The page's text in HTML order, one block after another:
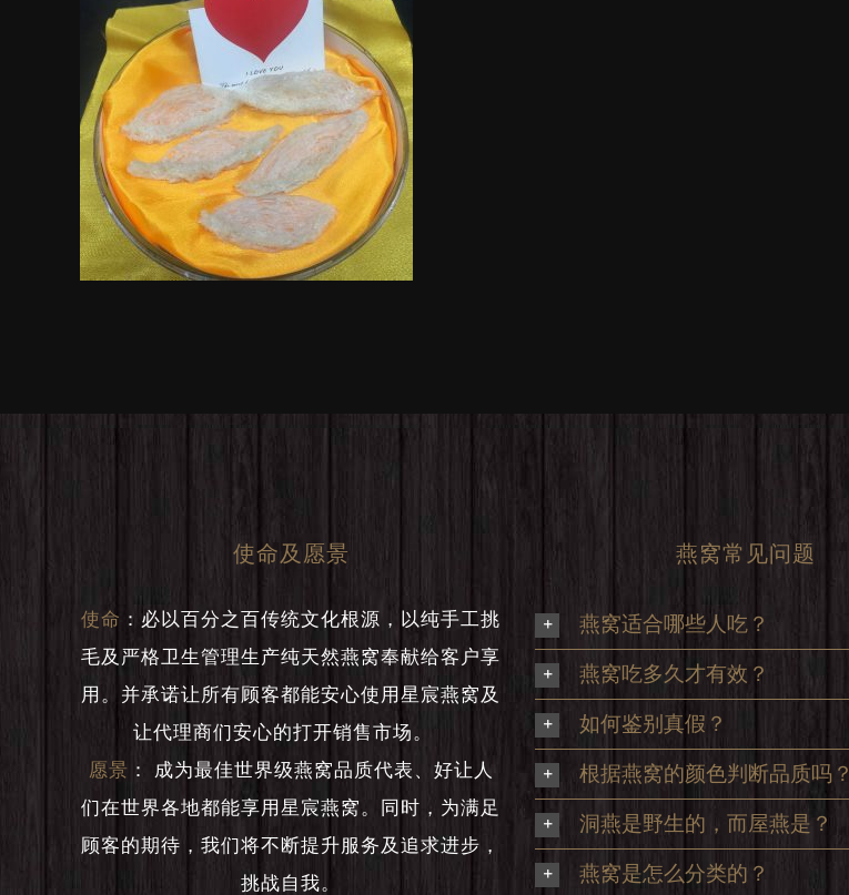
使命及愿景
使命 ： 必以百分之百传统文化根源，以纯手工挑
毛及严格卫生管理生产纯天然燕窝奉献给客户享
用。并承诺让所有顾客都能安心使用星宸燕窝及
让代理商们安心的打开销售市场。
愿景 ：
成为最佳世界级燕窝品质代表、好让人
们在世界各地都能享用星宸燕窝。同时，为满足
顾客的期待，我们将不断提升服务及追求进步，
挑战自我。
燕窝常见问题
燕窝适合哪些人吃？
燕窝吃多久才有效？
如何鉴别真假？
根据燕窝的颜色判断品质吗？
洞燕是野生的，而屋燕是？
燕窝是怎么分类的？